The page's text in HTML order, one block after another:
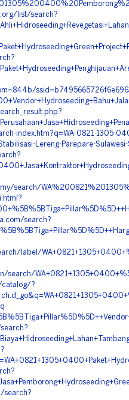
list/search?
index.htm?q=WA-0821-1305-
Lereng-Parepare-
search/
search?
label/
search/
catalog/?
search?